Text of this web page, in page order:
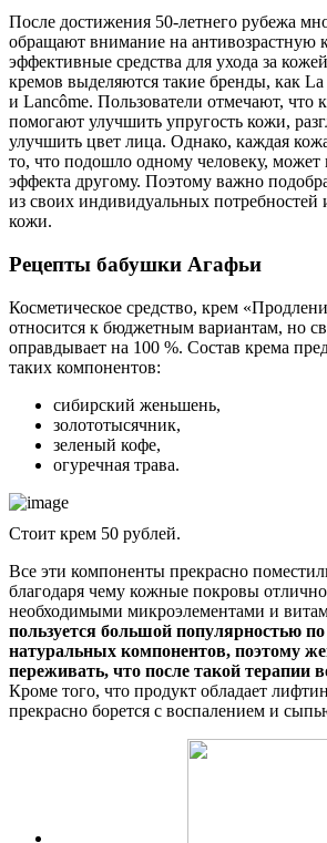
После достижения 50-летнего рубежа
обращают внимание на антивозрастную
эффективные средства для ухода за
кремов выделяются такие бренды, как La
и Lancôme. Пользователи отмечают, что
помогают улучшить упругость кожи,
улучшить цвет лица. Однако, каждая
то, что подошло одному человеку, может
эффекта другому. Поэтому важно
из своих индивидуальных потребностей
кожи.
Рецепты бабушки Агафьи
Косметическое средство, крем
относится к бюджетным вариантам, но
оправдывает на 100 %. Состав крема
таких компонентов:
сибирский женьшень,
золототысячник,
зеленый кофе,
огуречная трава.
Стоит крем 50 рублей.
Все эти компоненты прекрасно
благодаря чему кожные покровы
необходимыми микроэлементами и
пользуется большой популярностью
натуральных компонентов, поэтому
переживать, что после такой терапии
Кроме того, что продукт обладает
прекрасно борется с воспалением и